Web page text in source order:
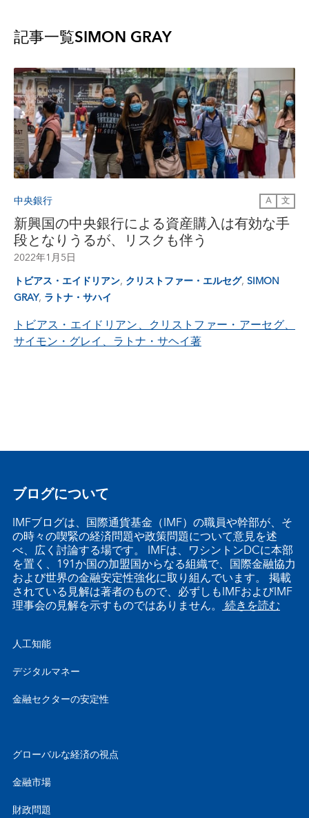
記事一覧SIMON GRAY
中央銀行 A 文
新興国の中央銀行による資産購入は有効な手
段となりうるが、リスクも伴う
2022年1月5日
トビアス・エイドリアン, クリストファー・エルセグ, SIMON
GRAY, ラトナ・サハイ
トビアス・エイドリアン、クリストファー・アーセグ、
サイモン・グレイ、ラトナ・サヘイ著
ブログについて
IMFブログは、国際通貨基金（IMF）の職員や幹部が、そ
の時々の喫緊の経済問題や政策問題について意見を述
べ、広く討論する場です。 IMFは、ワシントンDCに本部
を置く、191か国の加盟国からなる組織で、国際金融協力
および世界の金融安定性強化に取り組んでいます。 掲載
されている見解は著者のもので、必ずしもIMFおよびIMF
理事会の見解を示すものではありません。 続きを読む
人工知能
デジタルマネー
金融セクターの安定性
グローバルな経済の視点
金融市場
財政問題